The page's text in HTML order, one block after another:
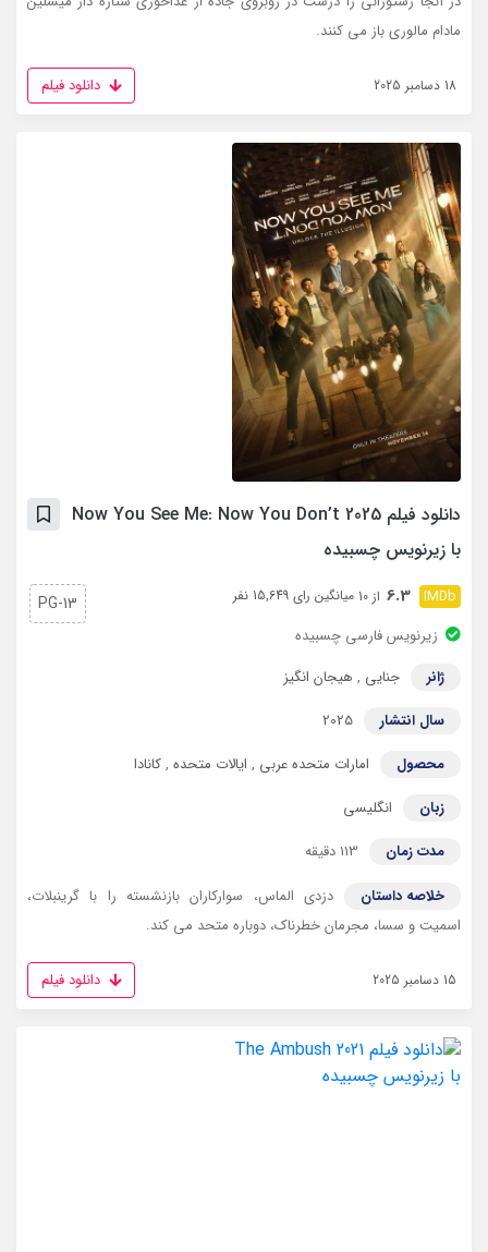
مادام مالوری باز می کنند.
18 دسامبر 2025 دانلود فیلم
دانلود فیلم Now You See Me: Now You Don’t 2025
با زیرنویس چسبیده
6.3 از 10 میانگین رای 15,649 نفر
زیرنویس فارسی چسبیده
ژانر
جنایی , هیجان انگیز
سال انتشار
2025
محصول
امارات متحده عربی , ایالات متحده ,کانادا
زبان
انگلیسی
مدت زمان
113 دقیقه
خلاصه داستان
دزدی الماس، سوارکاران بازنشسته را با گرینبلات،
اسمیت و سسا، مجرمان خطرناک، دوباره متحد می کند.
PG-13
15 دسامبر 2025 دانلود فیلم